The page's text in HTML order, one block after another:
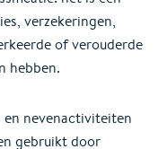
verzekeringen,
of verouderde
hebben.
en nevenactiviteiten
gebruikt door